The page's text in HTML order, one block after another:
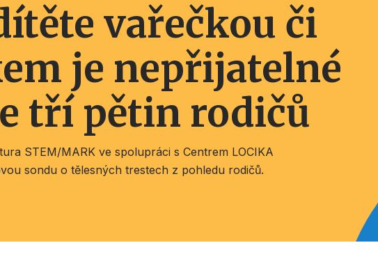
vařečkou či
je nepřijatelné
tří pětin rodičů
STEM/MARK ve spolupráci s Centrem LOCIKA
sondu o tělesných trestech z pohledu rodičů.